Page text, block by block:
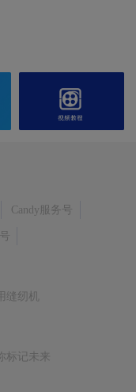
Candy服务号
缝纫机
标记未来